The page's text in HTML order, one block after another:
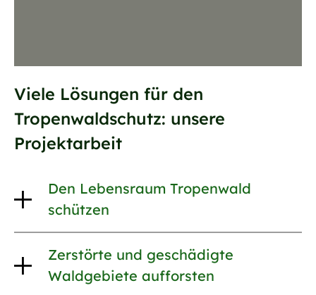
Viele Lösungen für den
Tropenwaldschutz: unsere
Projektarbeit
Den Lebensraum Tropenwald
schützen
Zerstörte und geschädigte
Waldgebiete aufforsten